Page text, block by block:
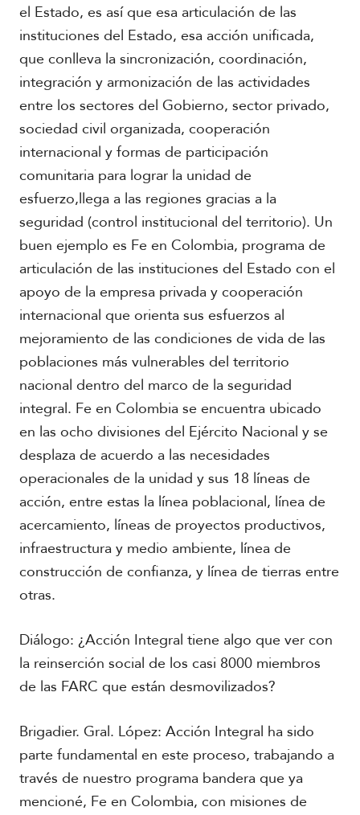
el Estado, es así que esa articulación de las
instituciones del Estado, esa acción unificada,
que conlleva la sincronización, coordinación,
integración y armonización de las actividades
entre los sectores del Gobierno, sector privado,
sociedad civil organizada, cooperación
internacional y formas de participación
comunitaria para lograr la unidad de
esfuerzo,llega a las regiones gracias a la
seguridad (control institucional del territorio). Un
buen ejemplo es Fe en Colombia, programa de
articulación de las instituciones del Estado con el
apoyo de la empresa privada y cooperación
internacional que orienta sus esfuerzos al
mejoramiento de las condiciones de vida de las
poblaciones más vulnerables del territorio
nacional dentro del marco de la seguridad
integral. Fe en Colombia se encuentra ubicado
en las ocho divisiones del Ejército Nacional y se
desplaza de acuerdo a las necesidades
operacionales de la unidad y sus 18 líneas de
acción, entre estas la línea poblacional, línea de
acercamiento, líneas de proyectos productivos,
infraestructura y medio ambiente, línea de
construcción de confianza, y línea de tierras entre
otras.
Diálogo: ¿Acción Integral tiene algo que ver con
la reinserción social de los casi 8000 miembros
de las FARC que están desmovilizados?
Brigadier. Gral. López: Acción Integral ha sido
parte fundamental en este proceso, trabajando a
través de nuestro programa bandera que ya
mencioné, Fe en Colombia, con misiones de